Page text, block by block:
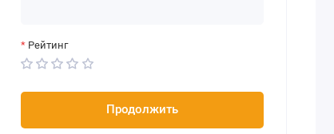
Рейтинг
Продолжить